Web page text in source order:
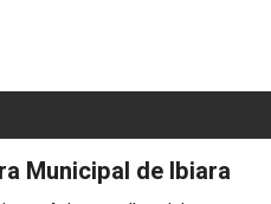
Municipal de Ibiara